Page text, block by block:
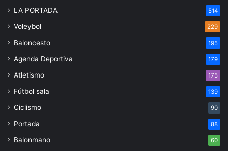
LA PORTADA 514
Voleybol 229
Baloncesto 195
Agenda Deportiva 179
Atletismo 175
Fútbol sala 139
Ciclismo 90
Portada 88
Balonmano 60